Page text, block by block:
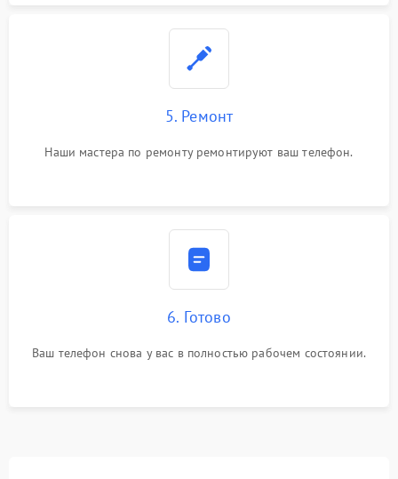
5. Ремонт
Наши мастера по ремонту ремонтируют ваш телефон.
6. Готово
Ваш телефон снова у вас в полностью рабочем состоянии.